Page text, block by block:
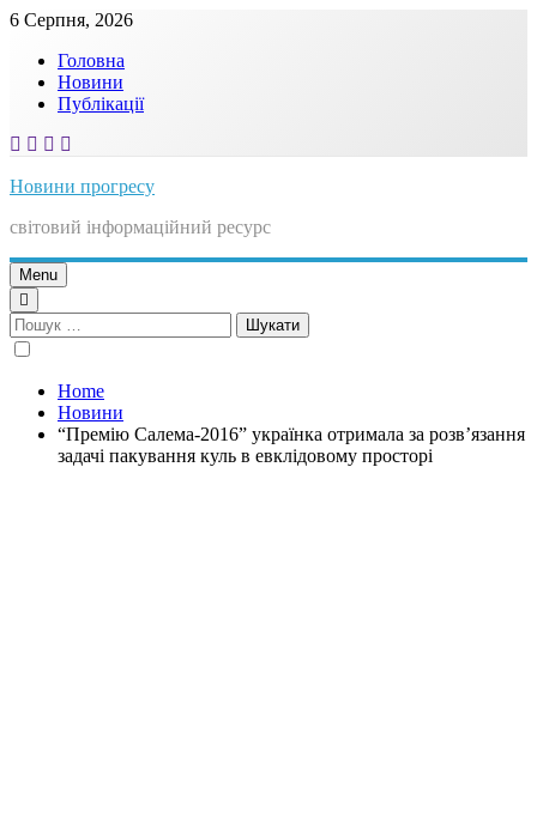
Skip
content
6 Серпня, 2026
Головна
Новини
Публікації
Новини прогресу
світовий інформаційний ресурс
Menu
Пошук:
Home
Новини
“Премію Салема-2016” українка отримала за розв’язання
задачі пакування куль в евклідовому просторі